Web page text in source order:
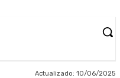
Actualizado: 10/06/2025